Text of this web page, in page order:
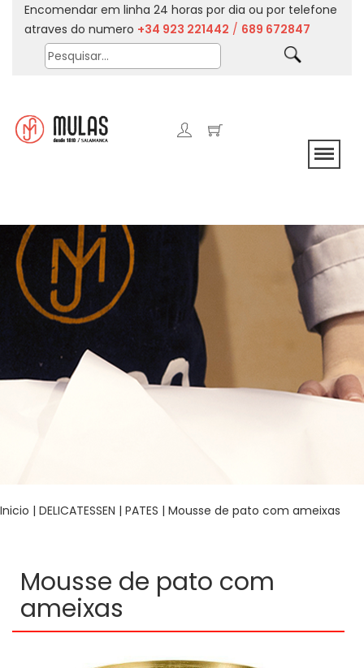
Encomendar em linha 24 horas por dia ou por telefone
atraves do numero +34 923 221442 / 689 672847
Inicio | DELICATESSEN | PATES | Mousse de pato com ameixas
Mousse de pato com
ameixas